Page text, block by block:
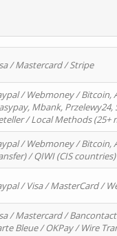
/ Mastercard / Stripe
/ Webmoney / Bitcoin,
Mbank,
/ Local Methods (25+
/ Webmoney / Bitcoin,
/ QIWI (CIS
/ Visa / MasterCard /
/ Mastercard /
Bleue / OKPay / Wire